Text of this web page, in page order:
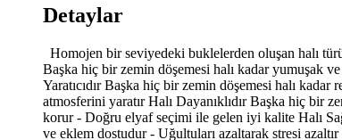
Detaylar
Homojen bir seviyedeki buklelerden oluşan halı
Başka hiç bir zemin döşemesi halı kadar yumuşak
Yaratıcıdır Başka hiç bir zemin döşemesi halı
atmosferini yaratır Halı Dayanıklıdır Başka hiç bir
korur - Doğru elyaf seçimi ile gelen iyi kalite Halı
ve eklem dostudur - Uğultuları azaltarak stresi